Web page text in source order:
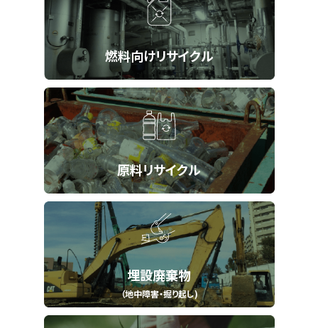
燃料向けリサイクル
原料リサイクル
埋設廃棄物
（地中障害・掘り起し)